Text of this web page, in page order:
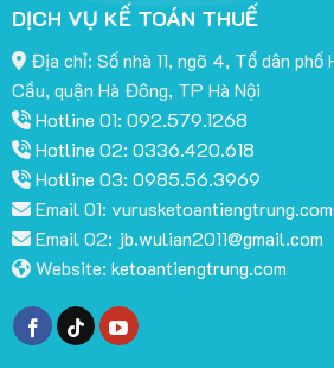
DỊCH VỤ KẾ TOÁN THUẾ
Địa chỉ: Số nhà 11, ngõ 4, Tổ dân phố
Cầu, quận Hà Đông, TP Hà Nội
Hotline 01: 092.579.1268
Hotline 02: 0336.420.618
Hotline 03: 0985.56.3969
Email 01:
Email 02: jb.wulian2011@gmail.com
Website: ketoantiengtrung.com